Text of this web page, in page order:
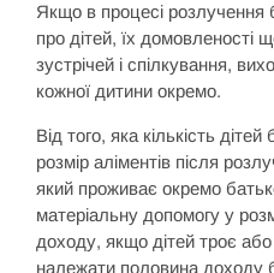
Якщо в процесі розлучення
про дітей, їх домовленості
зустрічей і спілкування,
кожної дитини окремо.
Від того, яка кількість
розмір аліментів після
який проживає окремо
матеріальну допомогу у
доходу, якщо дітей троє
належати половина доходу